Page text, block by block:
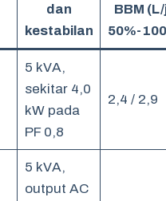
dan
kestabilan
BBM
50%-
5 kVA,
sekitar 4,0
kW pada
PF 0,8
2,4 / 2,9
5 kVA,
output AC